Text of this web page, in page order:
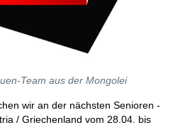
Team aus der Mongolei
wir an der nächsten Senioren -
/ Griechenland vom 28.04. bis